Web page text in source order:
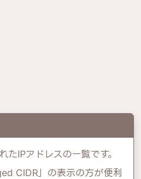
IPアドレスの一覧です。
CIDR」の表示の方が便利